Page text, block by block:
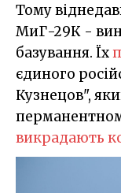
Тому
МиГ-29К -
базування. Їх
єдиного
Кузнецов",
викрадають